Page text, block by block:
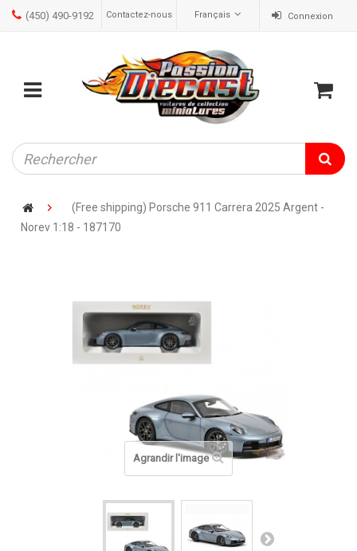
Connexion
Français
Contactez-nous
(450) 490-9192
Mobile
menu
Cart
(Free shipping) Porsche 911 Carrera 2025 Argent -
Norev 1:18 - 187170
Agrandir l'image